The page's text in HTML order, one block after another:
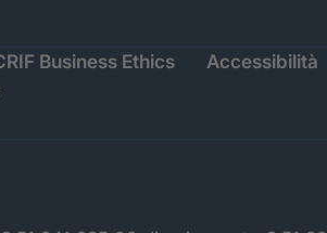
Business Ethics
Accessibilità